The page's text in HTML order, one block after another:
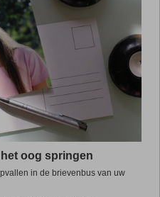
oog springen
in de brievenbus van uw